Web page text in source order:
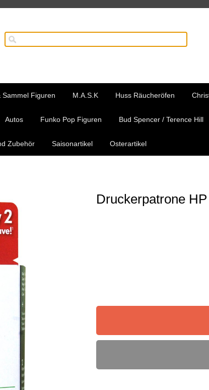
Sammel Figuren M.A.S.K Huss Räucheröfen
Autos Funko Pop Figuren Bud Spencer / Terence Hill
Zubehör Saisonartikel Osterartikel
Druckerpatrone